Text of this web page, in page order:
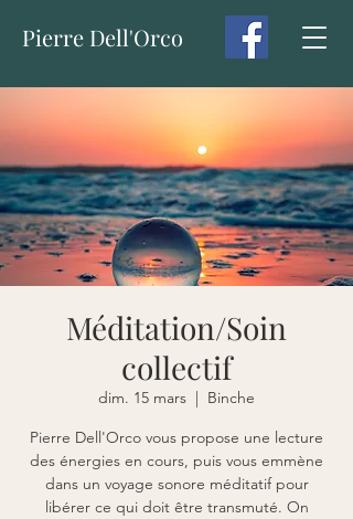
Pierre Dell'Orco
Méditation/Soin
collectif
dim. 15 mars
  |
Binche
Pierre Dell'Orco vous propose une lecture
des énergies en cours, puis vous emmène
dans un voyage sonore méditatif pour
libérer ce qui doit être transmuté. On